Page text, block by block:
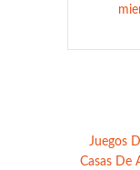
Juegos
Casas De